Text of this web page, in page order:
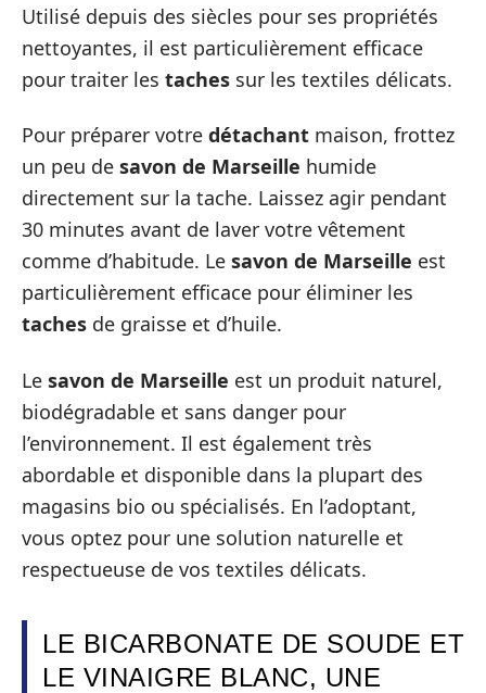
Utilisé depuis des siècles pour ses propriétés
nettoyantes, il est particulièrement efficace
pour traiter les taches sur les textiles délicats.
Pour préparer votre détachant maison, frottez
un peu de savon de Marseille humide
directement sur la tache. Laissez agir pendant
30 minutes avant de laver votre vêtement
comme d’habitude. Le savon de Marseille est
particulièrement efficace pour éliminer les
taches de graisse et d’huile.
Le savon de Marseille est un produit naturel,
biodégradable et sans danger pour
l’environnement. Il est également très
abordable et disponible dans la plupart des
magasins bio ou spécialisés. En l’adoptant,
vous optez pour une solution naturelle et
respectueuse de vos textiles délicats.
LE BICARBONATE DE SOUDE ET
LE VINAIGRE BLANC, UNE